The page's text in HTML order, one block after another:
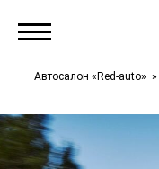
Автосалон «Red-auto»